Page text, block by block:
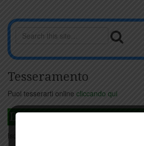
Tesseramento
Puoi tesserarti online cliccando qui
DAGLI L'ANDA
Iscriviti